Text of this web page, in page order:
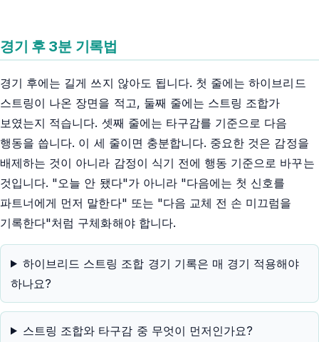
경기 후 3분 기록법
경기 후에는 길게 쓰지 않아도 됩니다. 첫 줄에는 하이브리드
스트링이 나온 장면을 적고, 둘째 줄에는 스트링 조합가
보였는지 적습니다. 셋째 줄에는 타구감를 기준으로 다음
행동을 씁니다. 이 세 줄이면 충분합니다. 중요한 것은 감정을
배제하는 것이 아니라 감정이 식기 전에 행동 기준으로 바꾸는
것입니다. "오늘 안 됐다"가 아니라 "다음에는 첫 신호를
파트너에게 먼저 말한다" 또는 "다음 교체 전 손 미끄럼을
기록한다"처럼 구체화해야 합니다.
하이브리드 스트링 조합 경기 기록은 매 경기 적용해야
하나요?
스트링 조합와 타구감 중 무엇이 먼저인가요?